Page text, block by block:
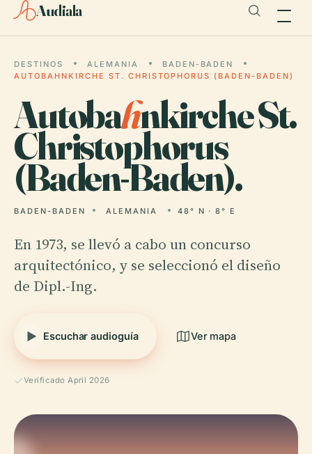
Audiala
DESTINOS ALEMANIA
BADEN-BADEN
AUTOBAHNKIRCHE ST. CHRISTOPHORUS (BADEN-BADEN)
Autobahnkirche St.
Christophorus
(Baden-Baden).
BADEN-BADEN ALEMANIA 48° N · 8° E
En 1973, se llevó a cabo un concurso
arquitectónico, y se seleccionó el diseño
de Dipl.-Ing.
Escuchar audioguía Ver mapa
Verificado April 2026